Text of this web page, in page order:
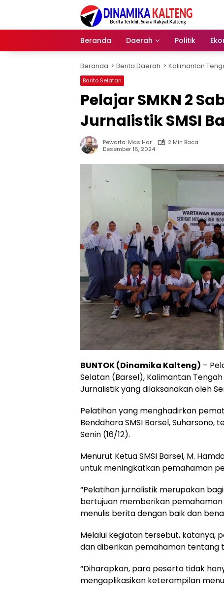
Beranda
Daerah Politik
Beranda Berita Daerah Kalimantan
Barito Selatan
Pelajar SMKN 2
Jurnalistik SMSI
Pewarta: Mas Har
2 Min Baca
Desember 16, 2024
BUNTOK (Dinamika Kalteng) –
Selatan (Barsel), Kalimantan
Jurnalistik yang dilaksanakan oleh
Pelatihan yang menghadirkan
Bendahara SMSI Barsel, Suharsono,
Senin (16/12).
Menurut Ketua SMSI Barsel, M.
untuk meningkatkan pemahaman
“Pelatihan jurnalistik merupakan
bertujuan memberikan
menulis berita dengan baik dan
Melalui kegiatan tersebut, katanya,
dan diberikan pemahaman tentang
“Diharapkan, para peserta tidak
mengaplikasikan keterampilan